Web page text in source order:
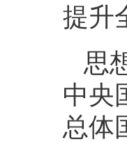
提升
思
中央
总体